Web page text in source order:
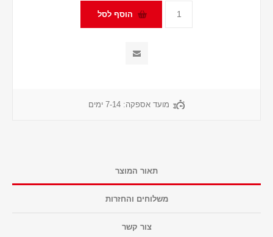
מועד אספקה: 7-14 ימים
תאור המוצר
משלוחים והחזרות
צור קשר